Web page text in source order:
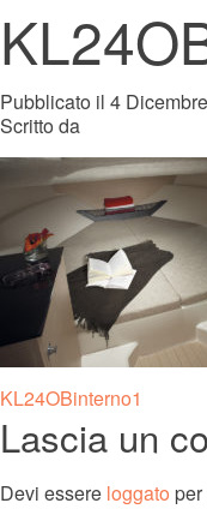
Pubblicato il 4
Scritto da
articoli
KL24OBinterno1
Lascia un
Devi essere loggato